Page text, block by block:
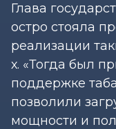
Глава
остро стояла
реализации
х. «Тогда был
поддержке
позволили
мощности и